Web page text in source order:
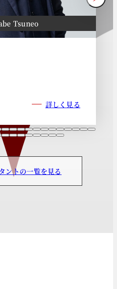
Tsuneo
詳しく見る
ントの一覧を見る